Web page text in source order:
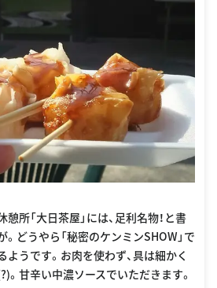
所「大日茶屋」には、足利名物！と書
どうやら「秘密のケンミンSHOW」で
うです。お肉を使わず、具は細かく
。甘辛い中濃ソースでいただきます。